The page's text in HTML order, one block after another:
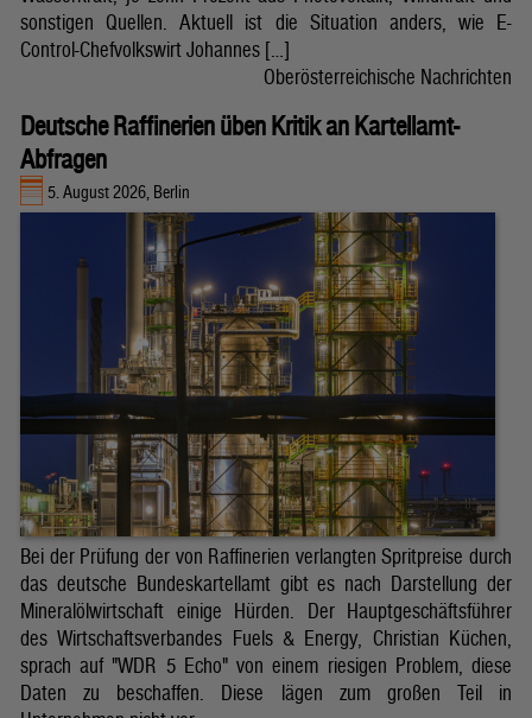
sonstigen Quellen. Aktuell ist die Situation anders, wie E-
Control-Chefvolkswirt Johannes […]
Oberösterreichische Nachrichten
Deutsche Raffinerien üben Kritik an Kartellamt-
Abfragen
5. August 2026, Berlin
Bei der Prüfung der von Raffinerien verlangten Spritpreise durch
das deutsche Bundeskartellamt gibt es nach Darstellung der
Mineralölwirtschaft einige Hürden. Der Hauptgeschäftsführer
des Wirtschaftsverbandes Fuels & Energy, Christian Küchen,
sprach auf "WDR 5 Echo" von einem riesigen Problem, diese
Daten zu beschaffen. Diese lägen zum großen Teil in